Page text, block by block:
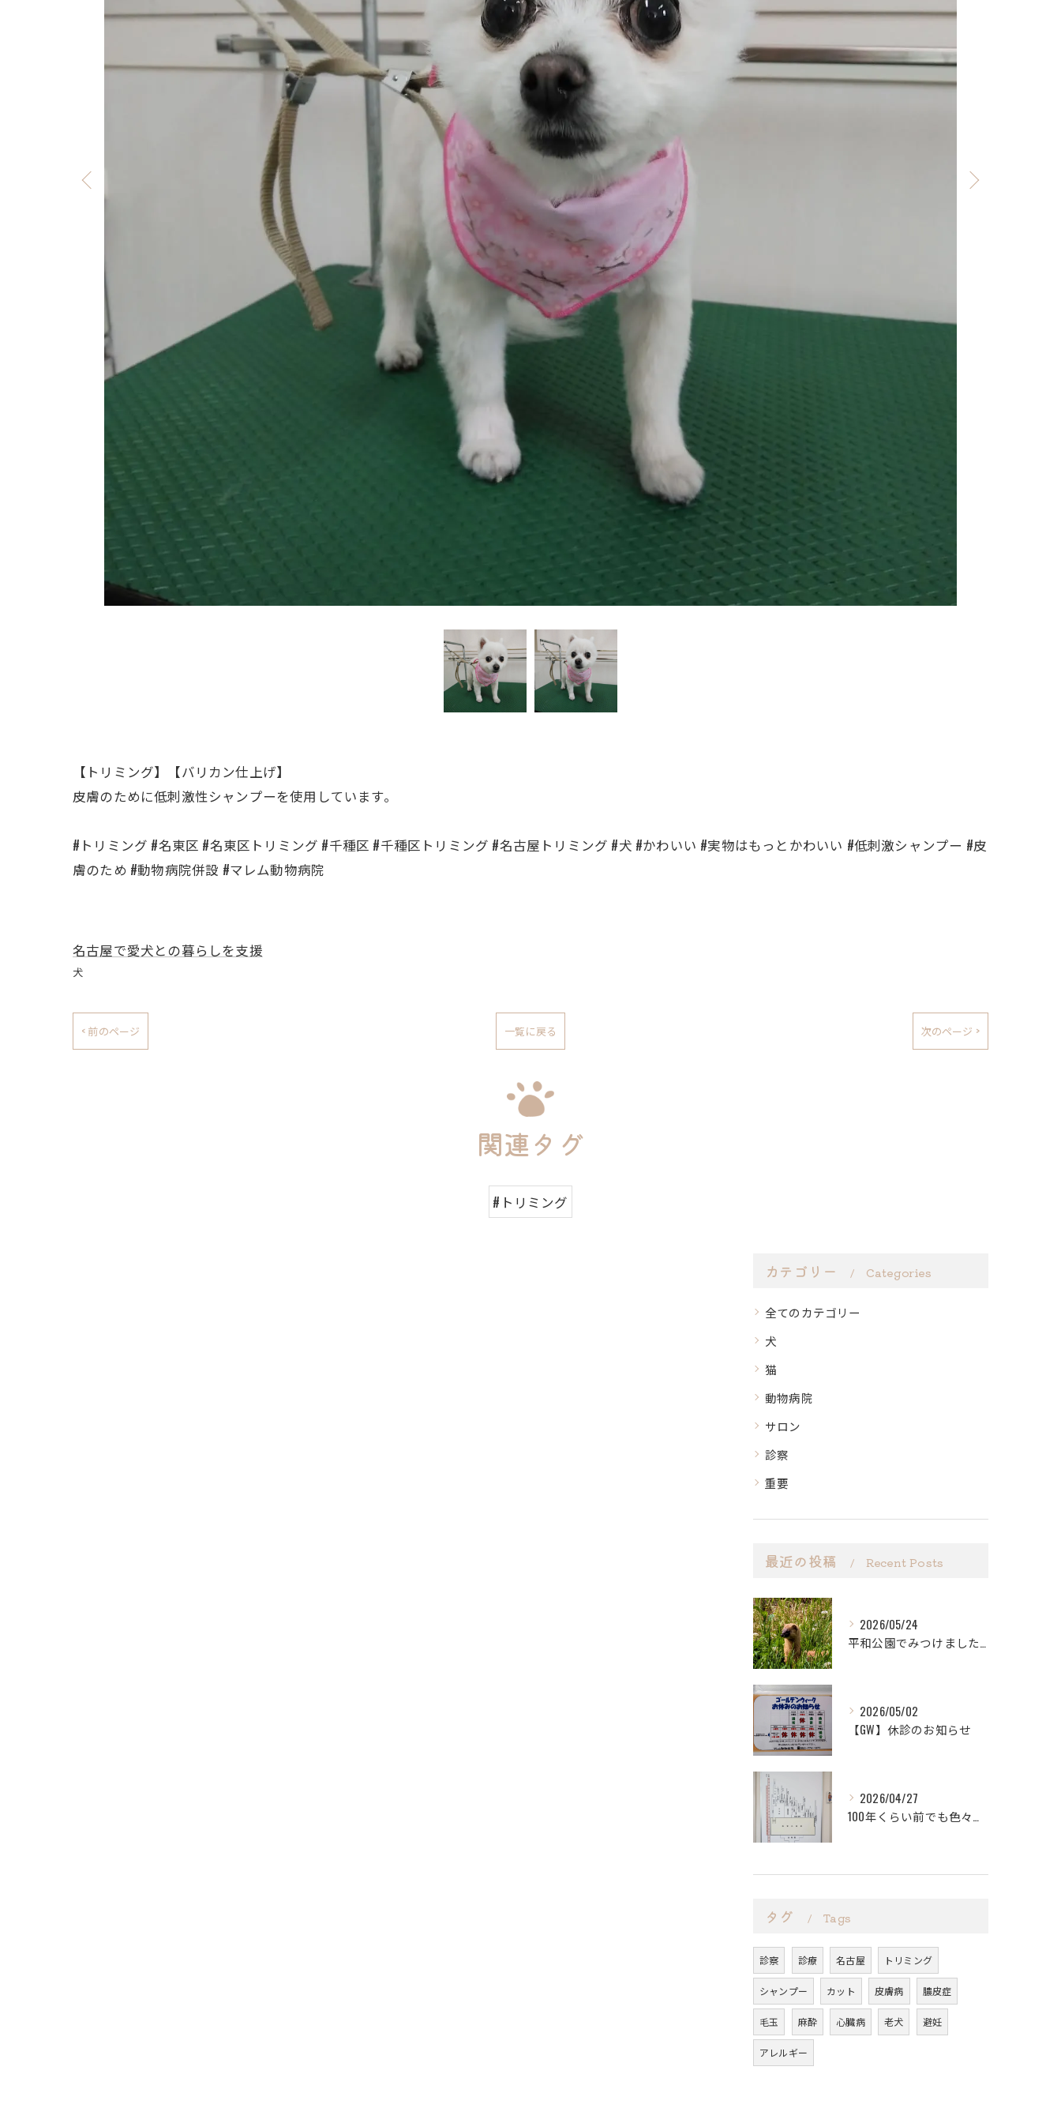
【トリミング】【バリカン仕上げ】
皮膚のために低刺激性シャンプーを使用しています。
#トリミング #名東区 #名東区トリミング #千種区 #千種区トリミング #名古屋トリミング #犬 #かわいい #実物はもっとかわいい #低刺激シャンプー #皮
膚のため #動物病院併設 #マレム動物病院
名古屋で愛犬との暮らしを支援
犬
< 前のページ 一覧に戻る 次のページ >
関連タグ
#トリミング
カテゴリー Categories
全てのカテゴリー
犬
猫
動物病院
サロン
診察
重要
最近の投稿 Recent Posts
2026/05/24
平和公園でみつけました。
2026/05/02
【GW】休診のお知らせ
2026/04/27
100年くらい前でも色々な進学先があったと学びました。
タグ Tags
診察 診療 名古屋 トリミング
シャンプー カット 皮膚病 膿皮症
毛玉 麻酔 心臓病 老犬 避妊
アレルギー